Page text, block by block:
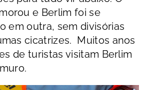
e Berlim foi se
em outra, sem divisórias
cicatrizes. Muitos anos
de turistas visitam Berlim